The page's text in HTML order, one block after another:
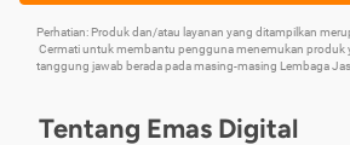
Perhatian: Produk dan/atau layanan yang ditampilkan
Cermati untuk membantu pengguna menemukan produk
tanggung jawab berada pada masing-masing Lembaga
Tentang Emas Digital